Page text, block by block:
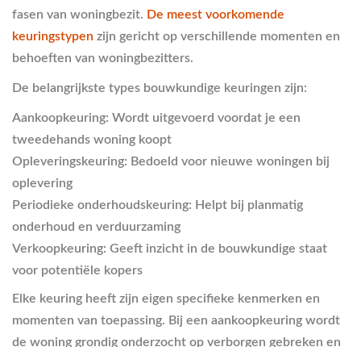
fasen van woningbezit. De meest voorkomende
keuringstypen zijn gericht op verschillende momenten en
behoeften van woningbezitters.
De belangrijkste types bouwkundige keuringen zijn:
Aankoopkeuring: Wordt uitgevoerd voordat je een
tweedehands woning koopt
Opleveringskeuring: Bedoeld voor nieuwe woningen bij
oplevering
Periodieke onderhoudskeuring: Helpt bij planmatig
onderhoud en verduurzaming
Verkoopkeuring: Geeft inzicht in de bouwkundige staat
voor potentiële kopers
Elke keuring heeft zijn eigen specifieke kenmerken en
momenten van toepassing. Bij een aankoopkeuring wordt
de woning grondig onderzocht op verborgen gebreken en